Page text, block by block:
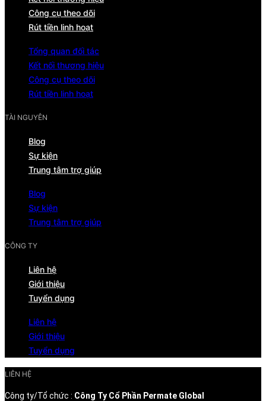
Công cụ theo dõi
Rút tiền linh hoạt
Tổng quan đối tác
Kết nối thương hiệu
Công cụ theo dõi
Rút tiền linh hoạt
TÀI NGUYÊN
Blog
Sự kiện
Trung tâm trợ giúp
Blog
Sự kiện
Trung tâm trợ giúp
CÔNG TY
Liên hệ
Giới thiệu
Tuyển dụng
Liên hệ
Giới thiệu
Tuyển dụng
LIÊN HỆ
Công ty/Tổ chức : Công Ty Cổ Phần Permate Global